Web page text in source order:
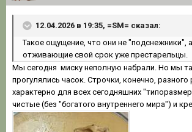
12.04.2026 в 19:35, =SM= сказал:
Такое ощущение, что они не "подснежники", а
отживающие свой срок уже престарельцы.
Мы сегодня миску неполную набрали. Но мы
прогулялись часок. Строчки, конечно,
характерно для всех сегодняшних
чистые (без "богатого внутреннего мира") и